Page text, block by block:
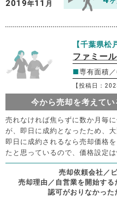
2019年11 月
【千葉県松
ファミー
■専有面積
【投稿日：
今から売却を考えて
売れなければ焦らずに数か月毎
が、即日に成約となったため、
即日に成約されるなら売却価格
たと思っているので、価格設定
売却依頼会社／
売却理由／自営業を開始す
認可がおりなかった